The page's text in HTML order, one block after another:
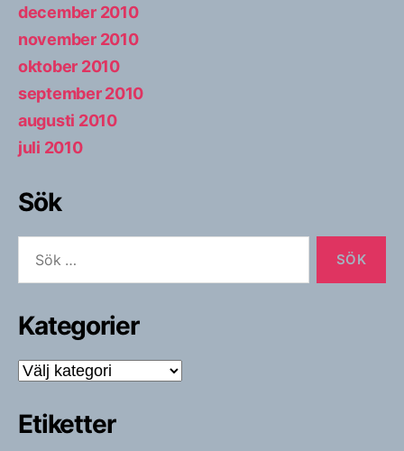
december 2010
november 2010
oktober 2010
september 2010
augusti 2010
juli 2010
Sök
efter:
Kategorier
Kategorier
Etiketter